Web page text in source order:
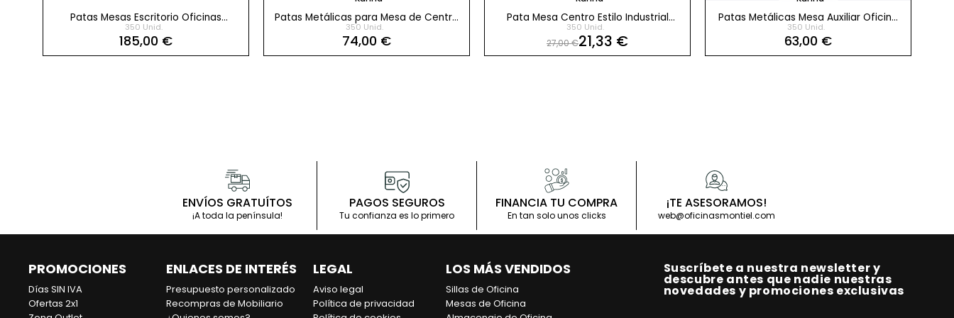
Patas Mesas Escritorio Oficinas
Modernas Pack 2 uds
350 Unid.
185,00 €
Patas Metálicas para Mesa de Centro
Pack 4 uds h40 cm
350 Unid.
74,00 €
Pata Mesa Centro Estilo Industrial
oficina
350 Unid.
27,00 €21,33 €
Patas Metálicas Mesa Auxiliar Oficina
Pack 2 uds h60 cm
350 Unid.
63,00 €
PS-9608-2658731
Patas Escritorio Estilo Industrial para Oficina Pack 2 uds
278,00 €
Comprar producto
ENVÍOS GRATUÍTOS
¡A toda la península!
PAGOS SEGUROS
Tu confianza es lo primero
FINANCIA TU COMPRA
En tan solo unos clicks
¡TE ASESORAMOS!
web@oficinasmontiel.com
PROMOCIONES
Días SIN IVA
Ofertas 2x1
ENLACES DE INTERÉS
Presupuesto personalizado
Recompras de Mobiliario
LEGAL
Aviso legal
Política de privacidad
LOS MÁS VENDIDOS
Sillas de Oficina
Mesas de Oficina
Suscríbete a nuestra newsletter y
descubre antes que nadie nuestras
novedades y promociones exclusivas